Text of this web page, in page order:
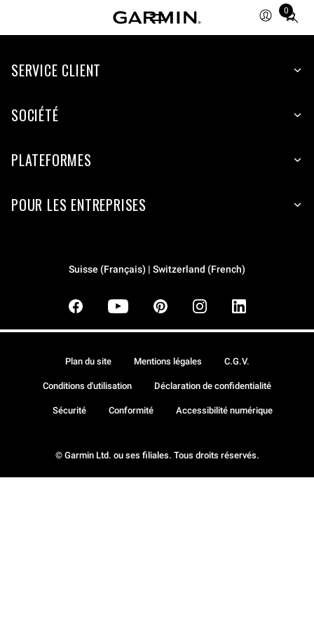
0
Total
items
cart:
SERVICE CLIENT
SOCIÉTÉ
PLATEFORMES
POUR LES ENTREPRISES
Suisse (Français) | Switzerland (French)
© Garmin Ltd. ou ses filiales. Tous droits réservés.
Plan du site Mentions légales C.G.V.
Conditions d'utilisation Déclaration de confidentialité
Sécurité Conformité Accessibilité numérique